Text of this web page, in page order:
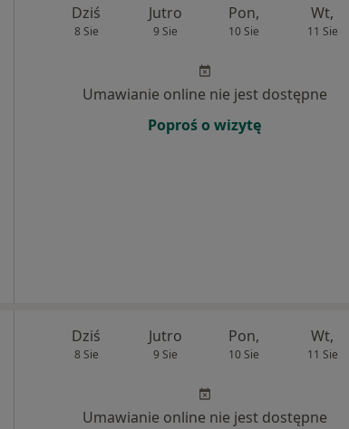
Dziś
8 Sie
Jutro
9 Sie
Pon,
10 Sie
Wt,
11 Sie
Umawianie online nie jest dostępne
Poproś o wizytę
Dziś
8 Sie
Jutro
9 Sie
Pon,
10 Sie
Wt,
11 Sie
Umawianie online nie jest dostępne